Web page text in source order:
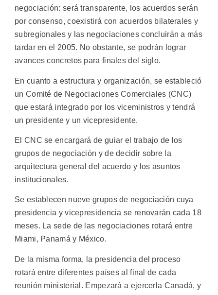
negociación: será transparente, los acuerdos serán
por consenso, coexistirá con acuerdos bilaterales y
subregionales y las negociaciones concluirán a más
tardar en el 2005. No obstante, se podrán lograr
avances concretos para finales del siglo.
En cuanto a estructura y organización, se estableció
un Comité de Negociaciones Comerciales (CNC)
que estará integrado por los viceministros y tendrá
un presidente y un vicepresidente.
El CNC se encargará de guiar el trabajo de los
grupos de negociación y de decidir sobre la
arquitectura general del acuerdo y los asuntos
institucionales.
Se establecen nueve grupos de negociación cuya
presidencia y vicepresidencia se renovarán cada 18
meses. La sede de las negociaciones rotará entre
Miami, Panamá y México.
De la misma forma, la presidencia del proceso
rotará entre diferentes países al final de cada
reunión ministerial. Empezará a ejercerla Canadá, y